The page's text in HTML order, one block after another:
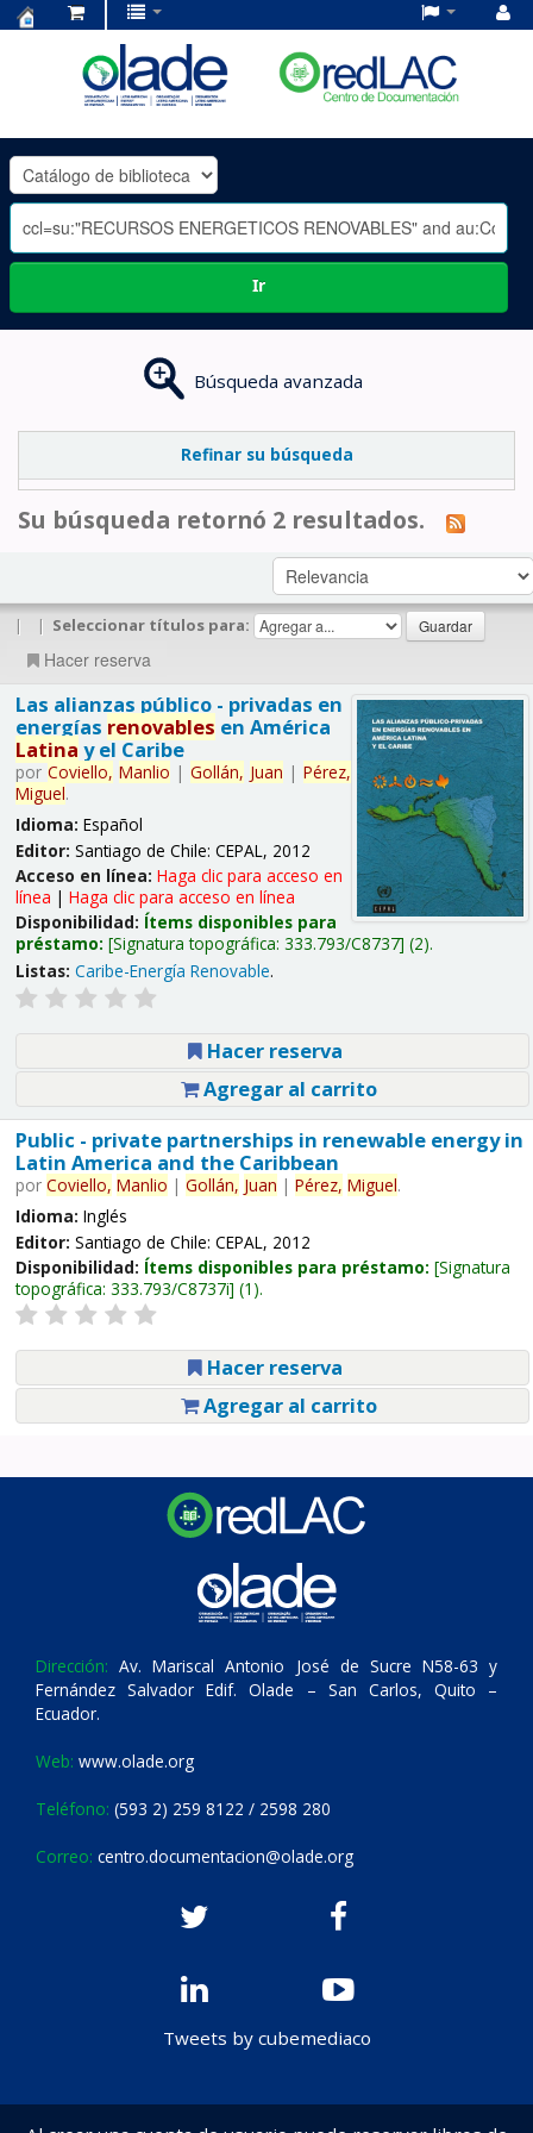
OLADE
-
Ir
Búsqueda avanzada
Refinar su búsqueda
Su búsqueda retornó 2 resultados.
| | Seleccionar títulos para:
Hacer reserva
Las alianzas público - privadas en
energías renovables en América
Latina y el Caribe
por Coviello, Manlio | Gollán, Juan | Pérez,
Miguel.
Idioma: Español
Editor: Santiago de Chile: CEPAL, 2012
Acceso en línea: Haga clic para acceso en
línea | Haga clic para acceso en línea
Disponibilidad: Ítems disponibles para
préstamo: Signatura topográfica: 333.793/C8737 (2).
Listas: Caribe-Energía Renovable.
Hacer reserva
Agregar al carrito
Public - private partnerships in renewable energy in
Latin America and the Caribbean
por Coviello, Manlio | Gollán, Juan | Pérez, Miguel.
Idioma: Inglés
Editor: Santiago de Chile: CEPAL, 2012
Disponibilidad: Ítems disponibles para préstamo: Signatura
topográfica: 333.793/C8737i (1).
Hacer reserva
Agregar al carrito
Dirección: Av. Mariscal Antonio José de Sucre N58-63 y
Fernández Salvador Edif. Olade – San Carlos, Quito –
Ecuador.
Web: www.olade.org
Teléfono: (593 2) 259 8122 / 2598 280
Correo: centro.documentacion@olade.org
Tweets by cubemediaco